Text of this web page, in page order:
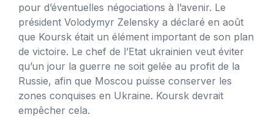
pour d’éventuelles négociations à l’avenir. Le
président Volodymyr Zelensky a déclaré en août
que Koursk était un élément important de son plan
de victoire. Le chef de l’Etat ukrainien veut éviter
qu’un jour la guerre ne soit gelée au profit de la
Russie, afin que Moscou puisse conserver les
zones conquises en Ukraine. Koursk devrait
empêcher cela.